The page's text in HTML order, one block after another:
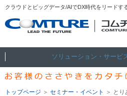
クラウドとビッグデータ/AIでDX時代をリードす
ソリューション・サービ
トップページ ＞ セミナー・イベント ＞ と